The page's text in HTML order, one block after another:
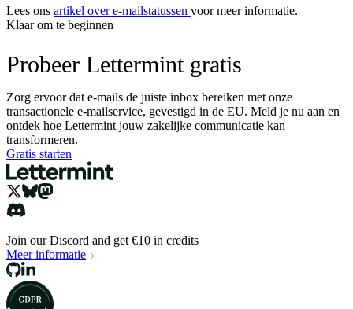
Lees ons artikel over e-mailstatussen voor meer informatie.
Klaar om te beginnen
Probeer Lettermint gratis
Zorg ervoor dat e-mails de juiste inbox bereiken met onze
transactionele e-mailservice, gevestigd in de EU. Meld je nu aan en
ontdek hoe Lettermint jouw zakelijke communicatie kan
transformeren.
Gratis starten
Join our Discord and get €10 in credits
Meer informatie